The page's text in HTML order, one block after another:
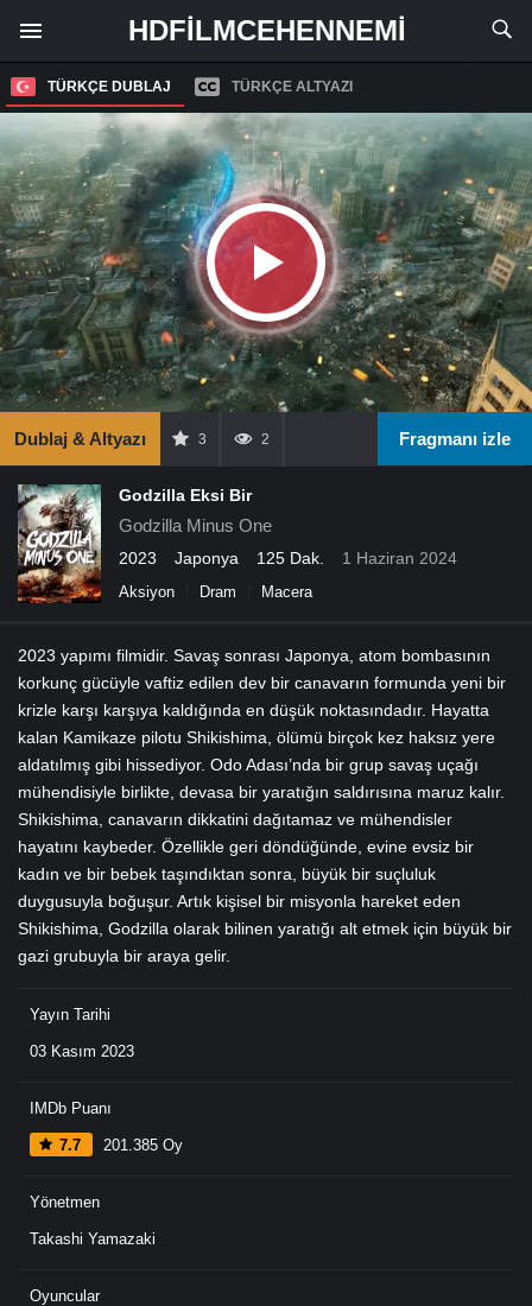
HDFILMCEHENNEMI
TÜRKÇE DUBLAJ TÜRKÇE ALTYAZI
Dublaj & Altyazı 3 2 Fragmanı izle
Godzilla Eksi Bir
Godzilla Minus One
2023 Japonya 125 Dak. 1 Haziran 2024
Aksiyon Dram Macera
2023 yapımı filmidir. Savaş sonrası Japonya, atom bombasının
korkunç gücüyle vaftiz edilen dev bir canavarın formunda yeni bir
krizle karşı karşıya kaldığında en düşük noktasındadır. Hayatta
kalan Kamikaze pilotu Shikishima, ölümü birçok kez haksız yere
aldatılmış gibi hissediyor. Odo Adası’nda bir grup savaş uçağı
mühendisiyle birlikte, devasa bir yaratığın saldırısına maruz kalır.
Shikishima, canavarın dikkatini dağıtamaz ve mühendisler
hayatını kaybeder. Özellikle geri döndüğünde, evine evsiz bir
kadın ve bir bebek taşındıktan sonra, büyük bir suçluluk
duygusuyla boğuşur. Artık kişisel bir misyonla hareket eden
Shikishima, Godzilla olarak bilinen yaratığı alt etmek için büyük bir
gazi grubuyla bir araya gelir.
Yayın Tarihi
03 Kasım 2023
IMDb Puanı
7.7 201.385 Oy
Yönetmen
Takashi Yamazaki
Oyuncular